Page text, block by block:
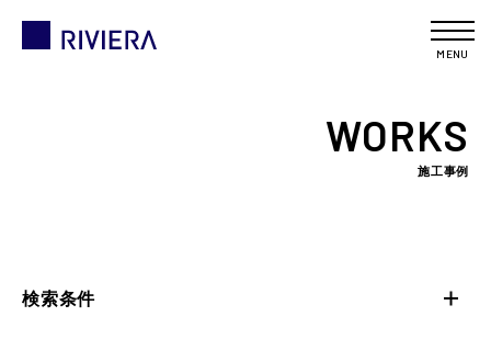
MENU
WORKS
施工事例
検索条件